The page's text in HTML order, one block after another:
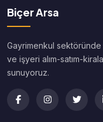
Biçer Arsa
Gayrimenkul sektöründe
ve işyeri alım-satım-
sunuyoruz.